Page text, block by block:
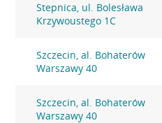
Stepnica, ul. Bolesława
Krzywoustego 1C
Szczecin, al. Bohaterów
Warszawy 40
Szczecin, al. Bohaterów
Warszawy 40